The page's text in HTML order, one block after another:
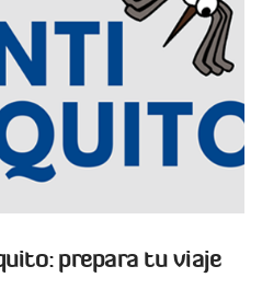
POST
prepara tu viaje